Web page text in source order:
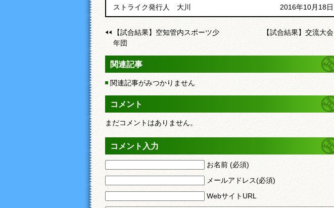
ストライク発行人 大川 2016年10月18日
【試合結果】空知管内スポーツ少
年団
【試合結果】交流大会
関連記事
関連記事がみつかりません
コメント
まだコメントはありません。
コメント入力
お名前 (必須)
メールアドレス(必須)
WebサイトURL